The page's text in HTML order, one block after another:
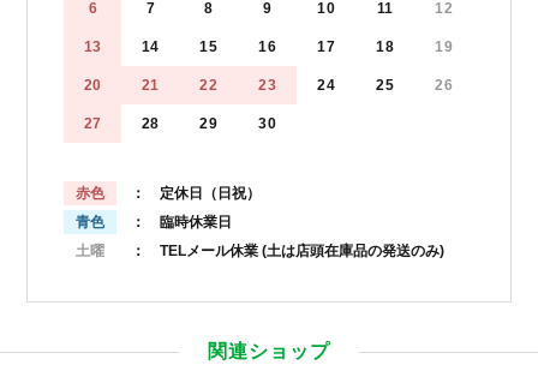
6 7 8 9 10 11 12
13 14 15 16 17 18 19
20 21 22 23 24 25 26
27 28 29 30
赤色
： 定休日（日祝）
青色
： 臨時休業日
土曜
： TELメール休業 (土は店頭在庫品の発送のみ)
関連ショップ